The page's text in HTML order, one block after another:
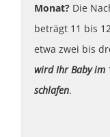
Monat? Die
beträgt 11 bis
etwa zwei bis
wird Ihr Baby im
schlafen.